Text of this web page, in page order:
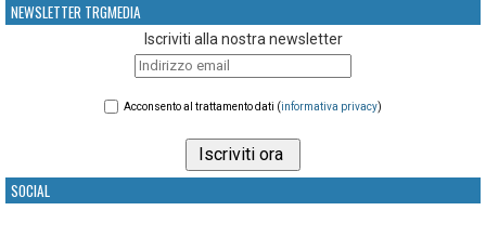
NEWSLETTER TRGMEDIA
Iscriviti alla nostra newsletter
Acconsento al trattamento dati (informativa privacy)
SOCIAL